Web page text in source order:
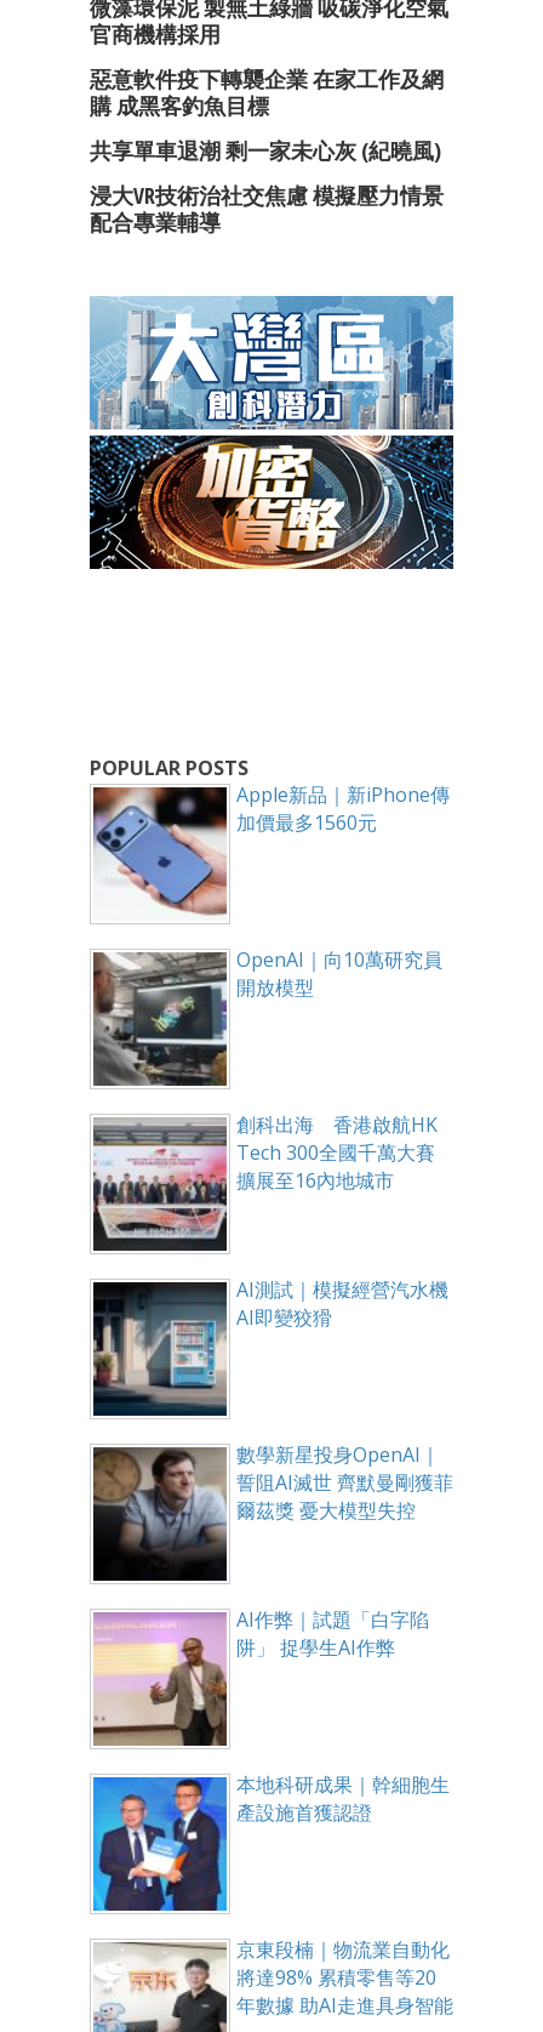
微藻環保泥 製無土綠牆 吸碳淨化空氣
官商機構採用
惡意軟件疫下轉襲企業 在家工作及網
購 成黑客釣魚目標
共享單車退潮 剩一家未心灰 (紀曉風)
浸大VR技術治社交焦慮 模擬壓力情景
配合專業輔導
POPULAR POSTS
Apple新品｜新iPhone傳
加價最多1560元
OpenAI｜向10萬研究員
開放模型
創科出海 香港啟航HK
Tech 300全國千萬大賽
擴展至16內地城市
AI測試｜模擬經營汽水機
AI即變狡猾
數學新星投身OpenAI｜
誓阻AI滅世 齊默曼剛獲菲
爾茲獎 憂大模型失控
AI作弊｜試題「白字陷
阱」 捉學生AI作弊
本地科研成果｜幹細胞生
產設施首獲認證
京東段楠｜物流業自動化
將達98% 累積零售等20
年數據 助AI走進具身智能